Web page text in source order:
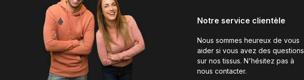
Notre service clientèle
Nous sommes heureux de vous
aider si vous avez des questions
sur nos tissus. N'hésitez pas à
nous contacter.